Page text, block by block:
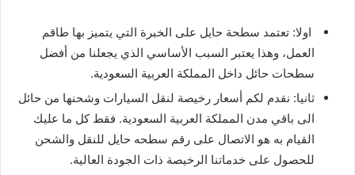
اولا: تعتمد سطحة حايل على الخبرة التي يتميز بها طاقم
العمل، وهذا يعتبر السبب الأساسي الذي يجعلنا من أفضل
سطحات حائل داخل المملكة العربية السعودية.
ثانيا: نقدم لكم أسعار رخيصة لنقل السيارات وشحنها من حائل
الى باقي مدن المملكة العربية السعودية. فقط كل ما عليك
القيام به هو الاتصال على رقم سطحه حايل للنقل والشحن
للحصول على خدماتنا الرخيصة ذات الجودة العالية.